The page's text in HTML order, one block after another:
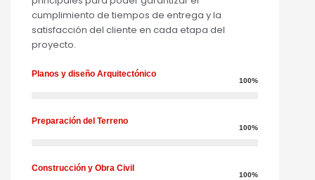
cumplimiento de tiempos de entrega y la
satisfacción del cliente en cada etapa del
proyecto.
Planos y diseño Arquitectónico
100%
Preparación del Terreno
100%
Construcción y Obra Civil
100%